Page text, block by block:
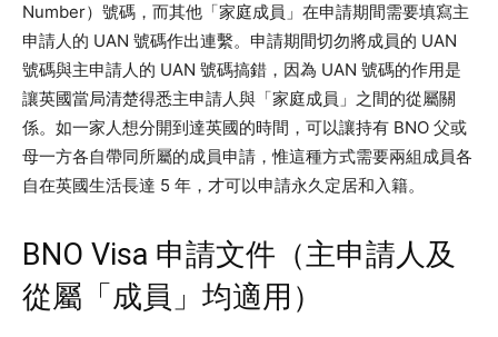
Number）號碼，而其他「家庭成員」在申請期間需要填寫主
申請人的 UAN 號碼作出連繫。申請期間切勿將成員的 UAN
號碼與主申請人的 UAN 號碼搞錯，因為 UAN 號碼的作用是
讓英國當局清楚得悉主申請人與「家庭成員」之間的從屬關
係。如一家人想分開到達英國的時間，可以讓持有 BNO 父或
母一方各自帶同所屬的成員申請，惟這種方式需要兩組成員各
自在英國生活長達 5 年，才可以申請永久定居和入籍。
BNO Visa 申請文件（主申請人及
從屬「成員」均適用）